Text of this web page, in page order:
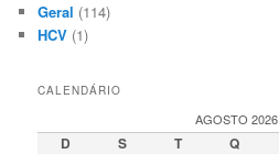
Geral (114)
HCV (1)
CALENDÁRIO
AGOSTO 2026
D S T Q